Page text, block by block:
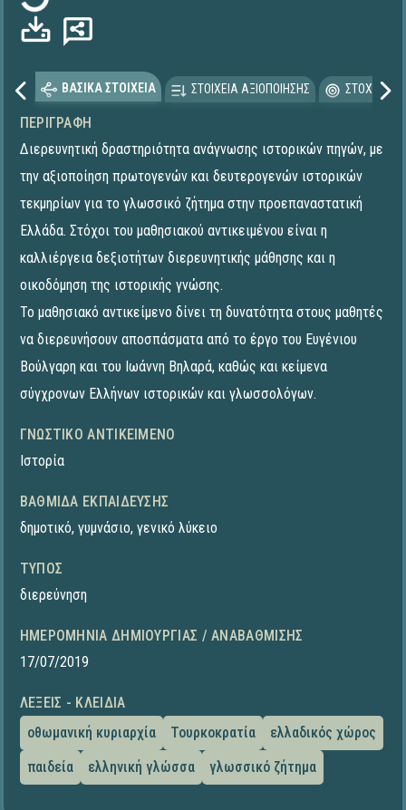
ΒΑΣΙΚΑ ΣΤΟΙΧΕΙΑ ΣΤΟΙΧΕΙΑ ΑΞΙΟΠΟΙΗΣΗΣ
ΠΕΡΙΓΡΑΦΉ
Διερευνητική δραστηριότητα ανάγνωσης ιστορικών πηγών, με
την αξιοποίηση πρωτογενών και δευτερογενών ιστορικών
τεκμηρίων για το γλωσσικό ζήτημα στην προεπαναστατική
Ελλάδα. Στόχοι του μαθησιακού αντικειμένου είναι η
καλλιέργεια δεξιοτήτων διερευνητικής μάθησης και η
οικοδόμηση της ιστορικής γνώσης.
Το μαθησιακό αντικείμενο δίνει τη δυνατότητα στους μαθητές
να διερευνήσουν αποσπάσματα από το έργο του Ευγένιου
Βούλγαρη και του Ιωάννη Βηλαρά, καθώς και κείμενα
σύγχρονων Ελλήνων ιστορικών και γλωσσολόγων.
ΓΝΩΣΤΙΚΌ ΑΝΤΙΚΕΊΜΕΝΟ
Ιστορία
ΒΑΘΜΊΔΑ ΕΚΠΑΊΔΕΥΣΗΣ
δημοτικό, γυμνάσιο, γενικό λύκειο
ΤΎΠΟΣ
διερεύνηση
ΗΜΕΡΟΜΗΝΊΑ ΔΗΜΙΟΥΡΓΊΑΣ / ΑΝΑΒΆΘΜΙΣΗΣ
17/07/2019
ΛΈΞΕΙΣ - ΚΛΕΙΔΙΆ
οθωμανική κυριαρχία
Τουρκοκρατία
ελλαδικός χώρος
παιδεία
ελληνική γλώσσα γλωσσικό ζήτημα